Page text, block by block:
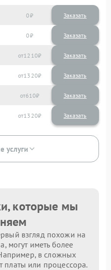
0 Заказать
0 Заказать
1210
1320
610
1320
услуги
которые мы
взгляд похожи на
могут иметь более
в сложных
платы или процессора.